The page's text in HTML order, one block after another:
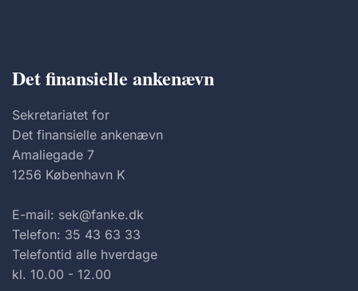
Det finansielle ankenævn
Sekretariatet for
Det finansielle ankenævn
Amaliegade 7
1256 København K
E-mail: sek@fanke.dk
Telefon: 35 43 63 33
Telefontid alle hverdage
kl. 10.00 - 12.00